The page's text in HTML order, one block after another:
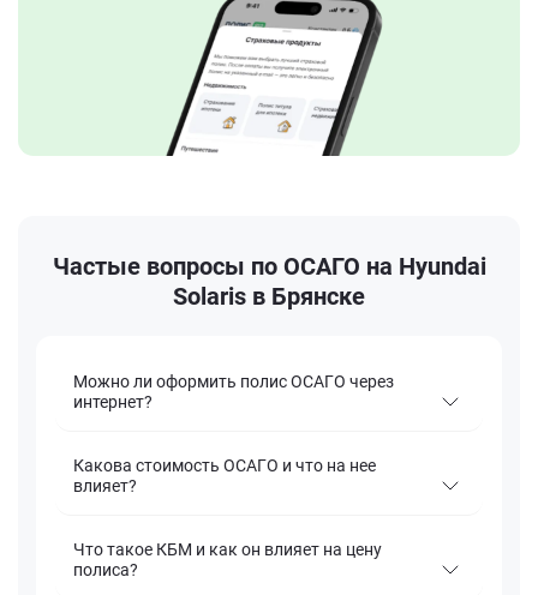
Частые вопросы по ОСАГО на Hyundai
Solaris в Брянске
Можно ли оформить полис ОСАГО через
интернет?
Какова стоимость ОСАГО и что на нее
влияет?
Что такое КБМ и как он влияет на цену
полиса?